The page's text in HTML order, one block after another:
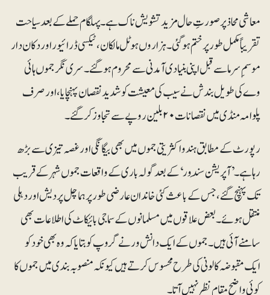
معاشی محاذ پر صورتِ حال مزید تشویش ناک ہے۔ پہلگام حملے کے بعد سیاحت
تقریباً مکمل طور پر ختم ہو گئی۔ ہزاروں ہوٹل مالکان، ٹیکسی ڈرائیور اور دکان دار
موسمِ سرما سے قبل اپنی بنیادی آمدنی سے محروم ہو گئے۔ سری نگر جموں ہائی
وے کی طویل بندش نے سیب کی معیشت کو شدید نقصان پہنچایا، اور صرف
پلوامہ منڈی میں نقصانات۲۰ بلین روپے سے تجاوز کر گئے۔
رپورٹ کے مطابق ہندو اکثریتی جموں میں بھی بیگانگی اور غصہ تیزی سے بڑھ
رہا ہے۔ ’آپریشن سِندور‘ کے بعد گولہ باری کے واقعات جموں شہر کے قریب
تک پہنچ گئے، جس کے باعث کئی خاندان عارضی طور پر ہماچل پردیش اور دہلی
منتقل ہوئے۔ بعض علاقوں میں مسلمانوں کے سماجی بائیکاٹ کی اطلاعات بھی
سامنے آئی ہیں۔ جموں کے ایک دانش ور نے گروپ کو بتایا کہ وہ بھی خود کو
ایک مقبوضہ کالونی کی طرح محسوس کرتے ہیں کیونکہ منصوبہ بندی میں جموں کا
کوئی واضح مقام نظر نہیں آتا۔